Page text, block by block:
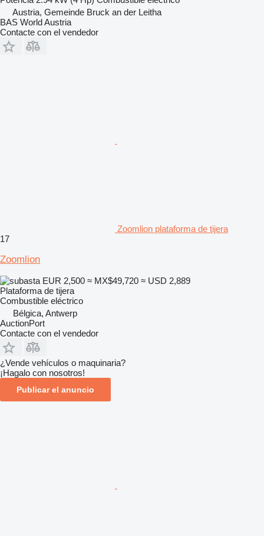
Austria, Gemeinde Bruck an der Leitha
BAS World Austria
Contacte con el vendedor
Zoomlion plataforma de tijera
17
Zoomlion
EUR 2,500 ≈ MX$49,720 ≈ USD 2,889
Plataforma de tijera
Combustible eléctrico
Bélgica, Antwerp
AuctionPort
Contacte con el vendedor
¿Vende vehículos o maquinaria?
¡Hagalo con nosotros!
Publicar el anuncio